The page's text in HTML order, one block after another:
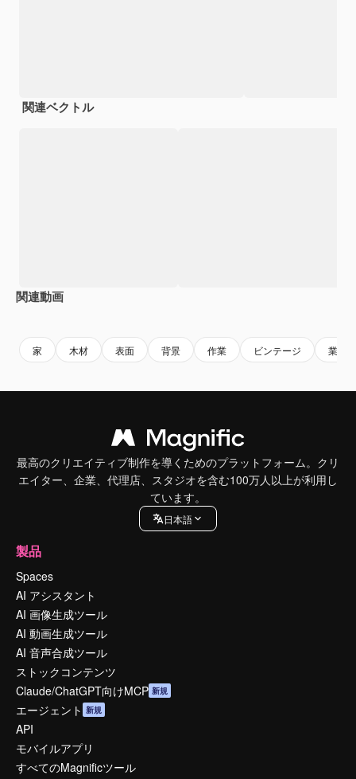
関連ベクトル
関連動画
家 木材 表面 背景 作業 ビンテージ 業界
最高のクリエイティブ制作を導くためのプラットフォーム。クリ
エイター、企業、代理店、スタジオを含む100万人以上が利用し
ています。
日本語
製品
Spaces
AI アシスタント
AI 画像生成ツール
AI 動画生成ツール
AI 音声合成ツール
ストックコンテンツ
Claude/ChatGPT向けMCP 新規
エージェント 新規
API
モバイルアプリ
すべてのMagnificツール